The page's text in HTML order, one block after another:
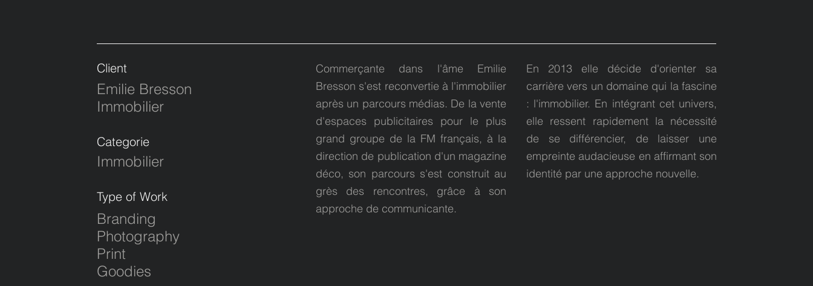
Client
Emilie Bresson
Immobilier
Categorie
Immobilier
Type of Work
Branding
Photography
Print
Goodies
Commerçante dans l'âme Emilie
Bresson s'est reconvertie à l'immobilier
après un parcours médias. De la vente
d'espaces publicitaires pour le plus
grand groupe de la FM français, à la
direction de publication d'un magazine
déco, son parcours s'est construit au
grès des rencontres, grâce à son
approche de communicante.
En 2013 elle décide d'orienter sa
carrière vers un domaine qui la fascine
: l'immobilier. En intégrant cet univers,
elle ressent rapidement la nécessité
de se différencier, de laisser une
empreinte audacieuse en affirmant son
identité par une approche nouvelle.